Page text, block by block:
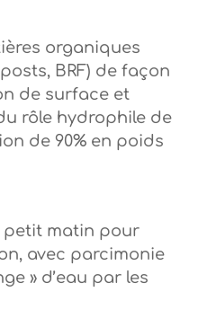
organiques
BRF) de façon
de surface et
rôle hydrophile de
de 90% en poids
petit matin pour
avec parcimonie
» d’eau par les